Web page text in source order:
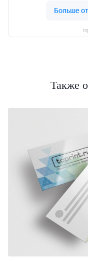
Также